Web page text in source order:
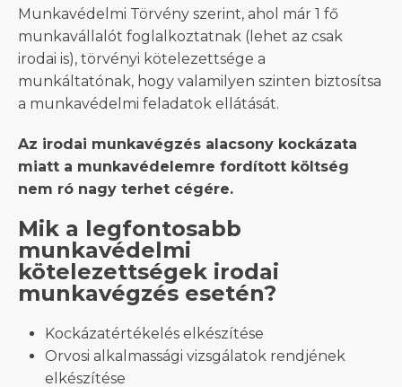
Munkavédelmi Törvény szerint, ahol már 1 fő
munkavállalót foglalkoztatnak (lehet az csak
irodai is), törvényi kötelezettsége a
munkáltatónak, hogy valamilyen szinten biztosítsa
a munkavédelmi feladatok ellátását.
Az irodai munkavégzés alacsony kockázata
miatt a munkavédelemre fordított költség
nem ró nagy terhet cégére.
Mik a legfontosabb
munkavédelmi
kötelezettségek irodai
munkavégzés esetén?
Kockázatértékelés elkészítése
Orvosi alkalmassági vizsgálatok rendjének
elkészítése